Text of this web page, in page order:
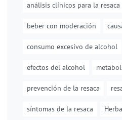
análisis clínicos para la resaca
beber con moderación
consumo excesivo de alcohol
efectos del alcohol
prevención de la resaca
síntomas de la resaca